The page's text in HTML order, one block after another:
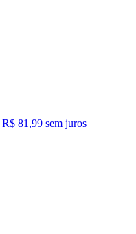
R$ 81,99 sem juros